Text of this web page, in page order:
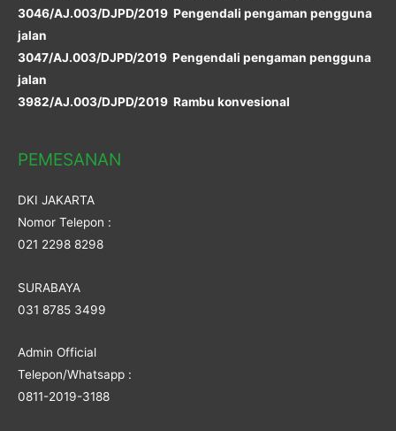
3046/AJ.003/DJPD/2019 Pengendali pengaman pengguna
jalan
3047/AJ.003/DJPD/2019 Pengendali pengaman pengguna
jalan
3982/AJ.003/DJPD/2019 Rambu konvesional
PEMESANAN
DKI JAKARTA
Nomor Telepon :
021 2298 8298
SURABAYA
031 8785 3499
Admin Official
Telepon/Whatsapp :
0811-2019-3188